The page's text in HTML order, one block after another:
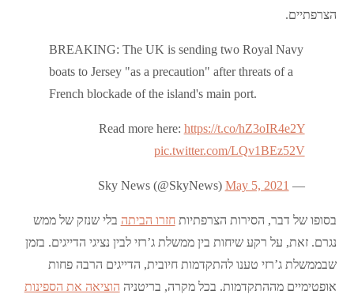
הצרפתיים.
BREAKING: The UK is sending two Royal Navy
boats to Jersey "as a precaution" after threats of a
French blockade of the island's main port.
Read more here: https://t.co/hZ3oIR4e2Y
pic.twitter.com/LQv1BEz52V
— Sky News (@SkyNews)
May 5, 2021
בסופו של דבר, הסירות הצרפתיותחזרו הביתה בלי שנזק של ממש
נגרם. זאת, על רקע שיחות בין ממשלת ג’רזי לבין נציגי הדייגים. בזמן
שבממשלת ג’רזי טענו להתקדמות חיובית, הדייגים הרבה פחות
אופטימיים מההתקדמות. בכל מקרה, בריטניה הוציאה את הספינות